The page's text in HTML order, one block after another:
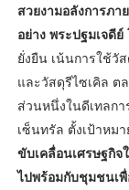
สวยงามอลังการภ
อย่าง พระปฐมเจดีย์
ยั่งยืน เน้นการใช้วั
และวัสดุรีไซเคิล
ส่วนหนึ่งในดีเทลก
เซ็นทรัล ตั้งเป้าหม
ขับเคลื่อนเศรษฐกิจ
ไปพร้อมกับชุมชนเ